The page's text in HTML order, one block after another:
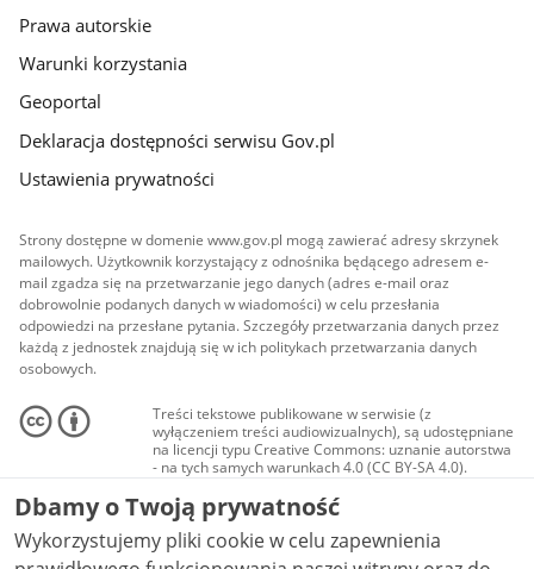
Prawa autorskie
Warunki korzystania
Geoportal
Deklaracja dostępności serwisu Gov.pl
Ustawienia prywatności
Strony dostępne w domenie www.gov.pl mogą zawierać adresy skrzynek
mailowych. Użytkownik korzystający z odnośnika będącego adresem e-
mail zgadza się na przetwarzanie jego danych (adres e-mail oraz
dobrowolnie podanych danych w wiadomości) w celu przesłania
odpowiedzi na przesłane pytania. Szczegóły przetwarzania danych przez
każdą z jednostek znajdują się w ich politykach przetwarzania danych
osobowych.
Treści tekstowe publikowane w serwisie (z
wyłączeniem treści audiowizualnych), są udostępniane
na licencji typu Creative Commons: uznanie autorstwa
- na tych samych warunkach 4.0 (CC BY-SA 4.0).
Materiały audiowizualne, w tym zdjęcia, materiały
audio i wideo, są udostępniane na licencji typu
Creative Commons: uznanie autorstwa użycie
niekomercyjne - bez utworów zależnych 4.0 (CC BY-
NC-ND 4.0), o ile nie jest to stwierdzone inaczej.
Dbamy o Twoją prywatność
Wykorzystujemy pliki cookie w celu zapewnienia